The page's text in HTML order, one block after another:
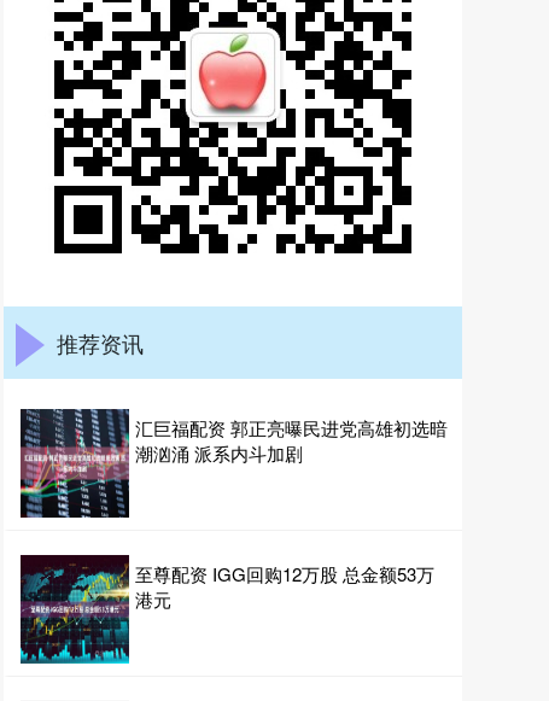
推荐资讯
汇巨福配资 郭正亮曝民进党高雄初选暗
潮汹涌 派系内斗加剧
至尊配资 IGG回购12万股 总金额53万
港元